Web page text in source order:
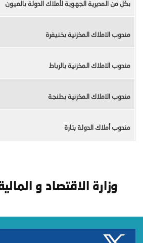
بكل من المديرية الجهوية لأملاك الدولة بالعيون
مندوب الاملاك المخزنية بخنيفرة
مندوب الاملاك المخزنية بالرباط
مندوب الاملاك المخزنية بطنجة
مندوب أملاك الدولة بتازة
وزارة الاقتصاد و